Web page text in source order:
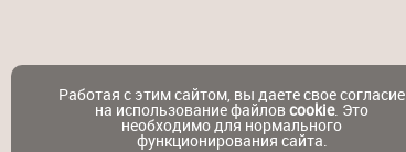
Работая с этим сайтом, вы даете свое согласие
на использование файловcookie. Это
необходимо для нормального
функционирования сайта.